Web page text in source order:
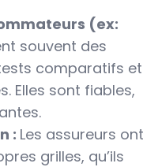
(ex:
souvent des
comparatifs et
Elles sont fiables,
: Les assureurs ont
grilles, qu’ils